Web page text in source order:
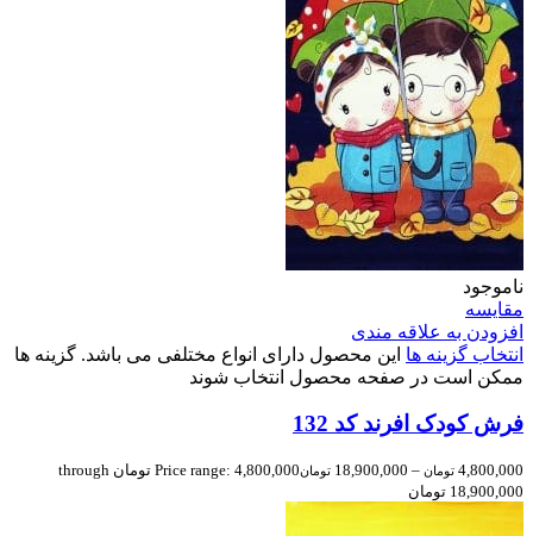
ناموجود
مقایسه
افزودن به علاقه مندی
انتخاب گزینه ها این محصول دارای انواع مختلفی می باشد. گزینه ها
ممکن است در صفحه محصول انتخاب شوند
فرش کودک افرند کد 132
4,800,000 تومان –
18,900,000 تومان
Price range: 4,800,000 تومان through
18,900,000 تومان